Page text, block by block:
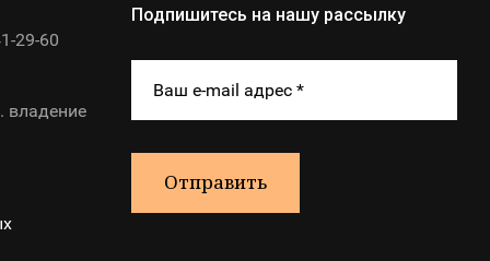
29-60
владение
Подпишитесь на нашу рассылку
Отправить